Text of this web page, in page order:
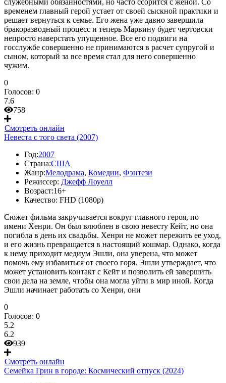
служебными обязанностями, но часто ссорится с женой. Со
временем главный герой устает от своей сыскной практики и
решает вернуться к семье. Его жена уже давно завершила
бракоразводный процесс и теперь Марвину будет чертовски
непросто наверстать упущенное. Все его подвиги на
госслужбе совершенно не принимаются в расчет супругой и
сыном, который за все время стал для него совершенно
чужим.
0
Голосов: 0
7.6
758
Смотреть онлайн
Невеста с того света (2007)
Год:2007
Страна:США
Жанр:Мелодрама, Комедии, Фэнтези
Режиссер: Джефф Лоуелл
Возраст:16+
Качество: FHD (1080p)
Сюжет фильма закручивается вокруг главного героя, по
имени Хенри. Он был влюблен в свою невесту Кейт, но она
погибла в день их свадьбы. Хенри не может пережить ее уход,
и его жизнь превращается в настоящий кошмар. Однако, когда
к нему приходит медиум Эшли, она уверена, что может
помочь ему избавиться от своего горя. Эшли утверждает, что
может установить контакт с Кейт и позволить ей завершить
свои дела на земле, чтобы она могла уйти в мир иной. Когда
Эшли начинает работать со Хенри, они
0
Голосов: 0
5.2
6.2
939
Смотреть онлайн
Семейка Грин в городе: Космический отпуск (2024)